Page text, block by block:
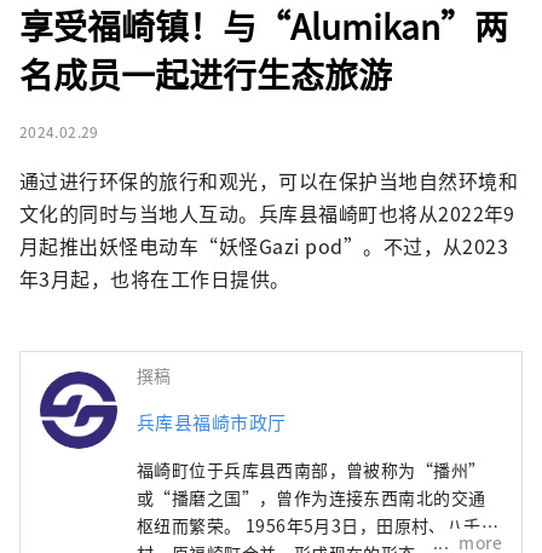
享受福崎镇！与“Alumikan”两
名成员一起进行生态旅游
2024.02.29
通过进行环保的旅行和观光，可以在保护当地自然环境和
文化的同时与当地人互动。兵库县福崎町也将从2022年9
月起推出妖怪电动车“妖怪Gazi pod”。不过，从2023
年3月起，也将在工作日提供。
撰稿
兵库县福崎市政厅
福崎町位于兵库县西南部，曾被称为“播州”
或“播磨之国”，曾作为连接东西南北的交通
枢纽而繁荣。 1956年5月3日，田原村、八千草
more